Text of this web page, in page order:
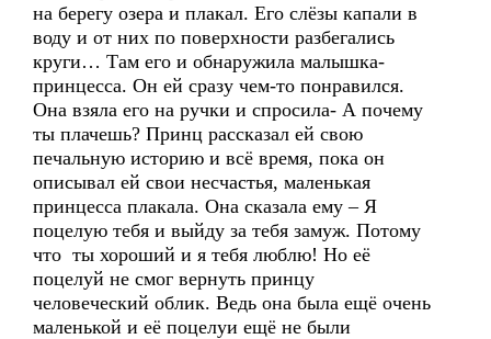
на берегу озера и плакал. Его слёзы капали в
воду и от них по поверхности разбегались
круги… Там его и обнаружила малышка-
принцесса. Он ей сразу чем-то понравился.
Она взяла его на ручки и спросила- А почему
ты плачешь? Принц рассказал ей свою
печальную историю и всё время, пока он
описывал ей свои несчастья, маленькая
принцесса плакала. Она сказала ему – Я
поцелую тебя и выйду за тебя замуж. Потому
что ты хороший и я тебя люблю! Но её
поцелуй не смог вернуть принцу
человеческий облик. Ведь она была ещё очень
маленькой и её поцелуи ещё не были